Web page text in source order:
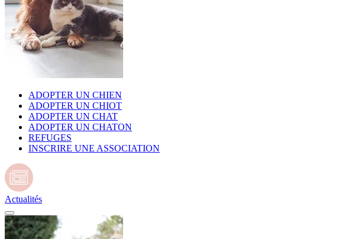
ADOPTER UN CHIEN
ADOPTER UN CHIOT
ADOPTER UN CHAT
ADOPTER UN CHATON
REFUGES
INSCRIRE UNE ASSOCIATION
Actualités